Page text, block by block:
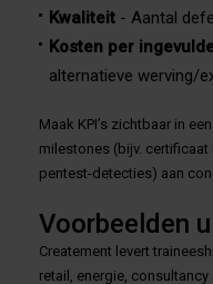
Kwaliteit - Aantal
Kosten per
alternatieve werving/
Maak KPI’s zichtbaar in
milestones (bijv.
pentest-detecties) aan
Voorbeelden
Createment levert
retail, energie,